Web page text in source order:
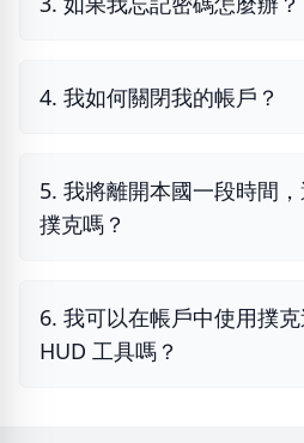
4. 我如何關閉我的帳戶？
5. 我將離開本國一段時間
撲克嗎？
6. 我可以在帳戶中使用撲
HUD 工具嗎？